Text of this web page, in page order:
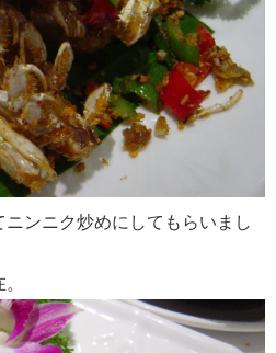
ンニク炒めにしてもらいまし